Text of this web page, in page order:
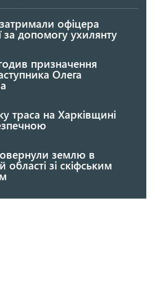
офіцера
за допомогу ухилянту
призначення
Олега
траса на Харківщині
землю в
області зі скіфським